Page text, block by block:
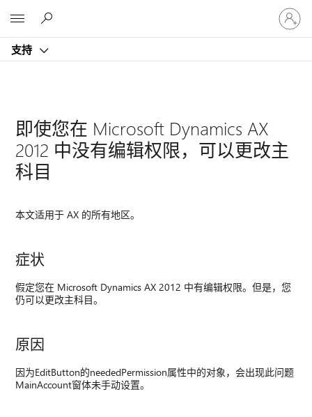
支持
请
登
录
即使您在 Microsoft Dynamics AX
2012 中没有编辑权限，可以更改主
科目
本文适用于 AX 的所有地区。
症状
假定您在 Microsoft Dynamics AX 2012 中有编辑权限。但是，您
仍可以更改主科目。
原因
因为EditButton的neededPermission属性中的对象，会出现此问题
MainAccount窗体未手动设置。